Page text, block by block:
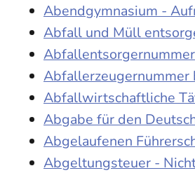
Abendgymnasium -
Abfall und Müll
Abfallerzeugernummer
Abfallwirtschaftliche
Abgabe für den
Abgelaufenen
Abgeltungsteuer -